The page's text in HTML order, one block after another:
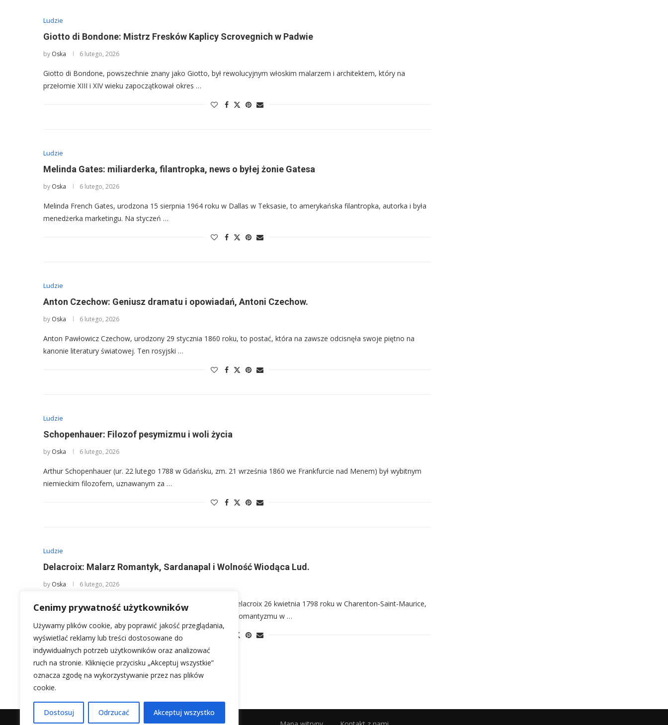
Cenimy prywatność użytkowników
Używamy plików cookie, aby poprawić jakość przeglądania,
wyświetlać reklamy lub treści dostosowane do
indywidualnych potrzeb użytkowników oraz analizować
ruch na stronie. Kliknięcie przycisku „Akceptuj wszystkie”
oznacza zgodę na wykorzystywanie przez nas plików
cookie.
Dostosuj Odrzucać Akceptuj wszystko
Ludzie
Giotto di Bondone: Mistrz Fresków Kaplicy Scrovegnich w Padwie
by Oska 6 lutego, 2026
Giotto di Bondone, powszechnie znany jako Giotto, był rewolucyjnym włoskim malarzem i architektem, który na
przełomie XIII i XIV wieku zapoczątkował okres …
Ludzie
Melinda Gates: miliarderka, filantropka, news o byłej żonie Gatesa
by Oska 6 lutego, 2026
Melinda French Gates, urodzona 15 sierpnia 1964 roku w Dallas w Teksasie, to amerykańska filantropka, autorka i była
menedżerka marketingu. Na styczeń …
Ludzie
Anton Czechow: Geniusz dramatu i opowiadań, Antoni Czechow.
by Oska 6 lutego, 2026
Anton Pawłowicz Czechow, urodzony 29 stycznia 1860 roku, to postać, która na zawsze odcisnęła swoje piętno na
kanonie literatury światowej. Ten rosyjski …
Ludzie
Schopenhauer: Filozof pesymizmu i woli życia
by Oska 6 lutego, 2026
Arthur Schopenhauer (ur. 22 lutego 1788 w Gdańsku, zm. 21 września 1860 we Frankfurcie nad Menem) był wybitnym
niemieckim filozofem, uznawanym za …
Ludzie
Delacroix: Malarz Romantyk, Sardanapal i Wolność Wiodąca Lud.
by Oska 6 lutego, 2026
Eugène Delacroix, urodzony jako Ferdinand Victor Eugène Delacroix 26 kwietnia 1798 roku w Charenton-Saint-Maurice,
był jednym z najwybitniejszych przedstawicieli francuskiego romantyzmu w …
1 2 3 4 5 … 17